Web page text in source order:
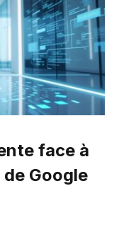
face à
Google